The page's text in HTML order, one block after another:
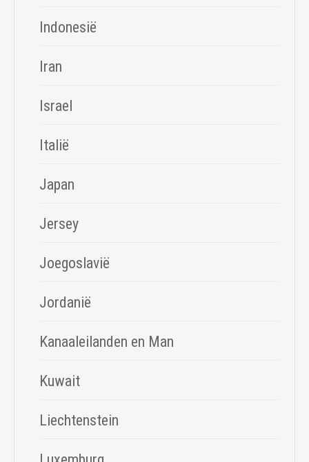
Indonesië
Iran
Israel
Italië
Japan
Jersey
Joegoslavië
Jordanië
Kanaaleilanden en Man
Kuwait
Liechtenstein